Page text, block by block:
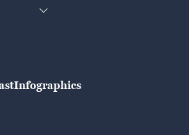
Infographics